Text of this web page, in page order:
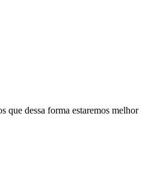
que dessa forma estaremos melhor